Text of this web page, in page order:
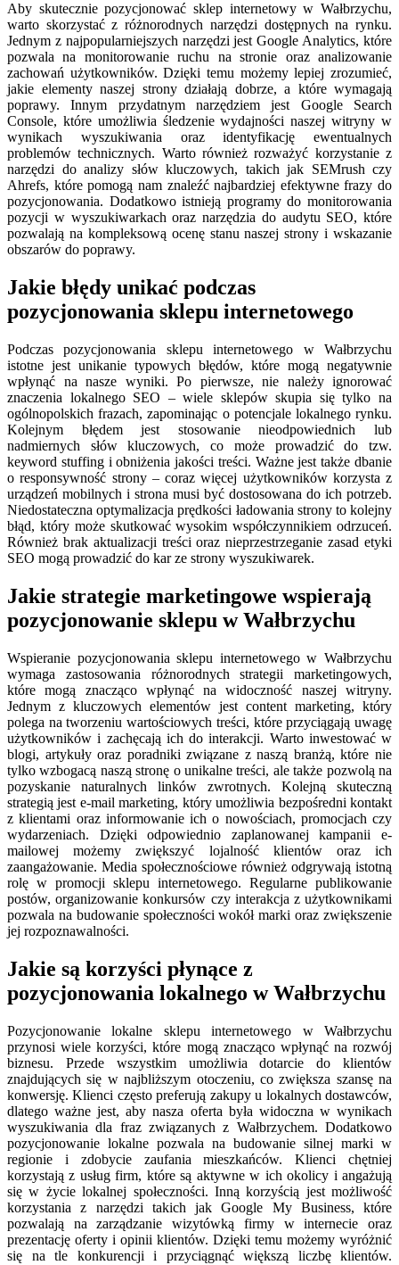
Aby skutecznie pozycjonować sklep internetowy w Wałbrzychu,
warto skorzystać z różnorodnych narzędzi dostępnych na rynku.
Jednym z najpopularniejszych narzędzi jest Google Analytics, które
pozwala na monitorowanie ruchu na stronie oraz analizowanie
zachowań użytkowników. Dzięki temu możemy lepiej zrozumieć,
jakie elementy naszej strony działają dobrze, a które wymagają
poprawy. Innym przydatnym narzędziem jest Google Search
Console, które umożliwia śledzenie wydajności naszej witryny w
wynikach wyszukiwania oraz identyfikację ewentualnych
problemów technicznych. Warto również rozważyć korzystanie z
narzędzi do analizy słów kluczowych, takich jak SEMrush czy
Ahrefs, które pomogą nam znaleźć najbardziej efektywne frazy do
pozycjonowania. Dodatkowo istnieją programy do monitorowania
pozycji w wyszukiwarkach oraz narzędzia do audytu SEO, które
pozwalają na kompleksową ocenę stanu naszej strony i wskazanie
obszarów do poprawy.
Jakie błędy unikać podczas
pozycjonowania sklepu internetowego
Podczas pozycjonowania sklepu internetowego w Wałbrzychu
istotne jest unikanie typowych błędów, które mogą negatywnie
wpłynąć na nasze wyniki. Po pierwsze, nie należy ignorować
znaczenia lokalnego SEO – wiele sklepów skupia się tylko na
ogólnopolskich frazach, zapominając o potencjale lokalnego rynku.
Kolejnym błędem jest stosowanie nieodpowiednich lub
nadmiernych słów kluczowych, co może prowadzić do tzw.
keyword stuffing i obniżenia jakości treści. Ważne jest także dbanie
o responsywność strony – coraz więcej użytkowników korzysta z
urządzeń mobilnych i strona musi być dostosowana do ich potrzeb.
Niedostateczna optymalizacja prędkości ładowania strony to kolejny
błąd, który może skutkować wysokim współczynnikiem odrzuceń.
Również brak aktualizacji treści oraz nieprzestrzeganie zasad etyki
SEO mogą prowadzić do kar ze strony wyszukiwarek.
Jakie strategie marketingowe wspierają
pozycjonowanie sklepu w Wałbrzychu
Wspieranie pozycjonowania sklepu internetowego w Wałbrzychu
wymaga zastosowania różnorodnych strategii marketingowych,
które mogą znacząco wpłynąć na widoczność naszej witryny.
Jednym z kluczowych elementów jest content marketing, który
polega na tworzeniu wartościowych treści, które przyciągają uwagę
użytkowników i zachęcają ich do interakcji. Warto inwestować w
blogi, artykuły oraz poradniki związane z naszą branżą, które nie
tylko wzbogacą naszą stronę o unikalne treści, ale także pozwolą na
pozyskanie naturalnych linków zwrotnych. Kolejną skuteczną
strategią jest e-mail marketing, który umożliwia bezpośredni kontakt
z klientami oraz informowanie ich o nowościach, promocjach czy
wydarzeniach. Dzięki odpowiednio zaplanowanej kampanii e-
mailowej możemy zwiększyć lojalność klientów oraz ich
zaangażowanie. Media społecznościowe również odgrywają istotną
rolę w promocji sklepu internetowego. Regularne publikowanie
postów, organizowanie konkursów czy interakcja z użytkownikami
pozwala na budowanie społeczności wokół marki oraz zwiększenie
jej rozpoznawalności.
Jakie są korzyści płynące z
pozycjonowania lokalnego w Wałbrzychu
Pozycjonowanie lokalne sklepu internetowego w Wałbrzychu
przynosi wiele korzyści, które mogą znacząco wpłynąć na rozwój
biznesu. Przede wszystkim umożliwia dotarcie do klientów
znajdujących się w najbliższym otoczeniu, co zwiększa szansę na
konwersję. Klienci często preferują zakupy u lokalnych dostawców,
dlatego ważne jest, aby nasza oferta była widoczna w wynikach
wyszukiwania dla fraz związanych z Wałbrzychem. Dodatkowo
pozycjonowanie lokalne pozwala na budowanie silnej marki w
regionie i zdobycie zaufania mieszkańców. Klienci chętniej
korzystają z usług firm, które są aktywne w ich okolicy i angażują
się w życie lokalnej społeczności. Inną korzyścią jest możliwość
korzystania z narzędzi takich jak Google My Business, które
pozwalają na zarządzanie wizytówką firmy w internecie oraz
prezentację oferty i opinii klientów. Dzięki temu możemy wyróżnić
się na tle konkurencji i przyciągnąć większą liczbę klientów.